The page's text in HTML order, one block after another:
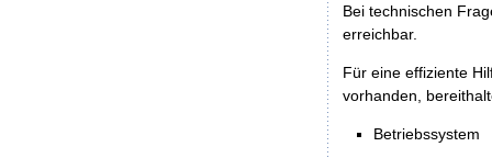
Bei technischen
erreichbar.
Für eine effiziente
vorhanden,
Betriebssystem